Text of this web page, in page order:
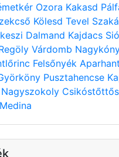
Ozora Kakasd
Kölesd Tevel
Dalmand Kajdacs
Várdomb
Felsőnyék Aparhant
Pusztahencse
Nagyszokoly Csikóstőttős
Medina